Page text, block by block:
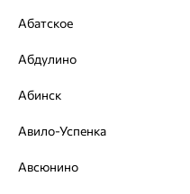
Абатское
Абдулино
Абинск
Авило-Успенка
Авсюнино